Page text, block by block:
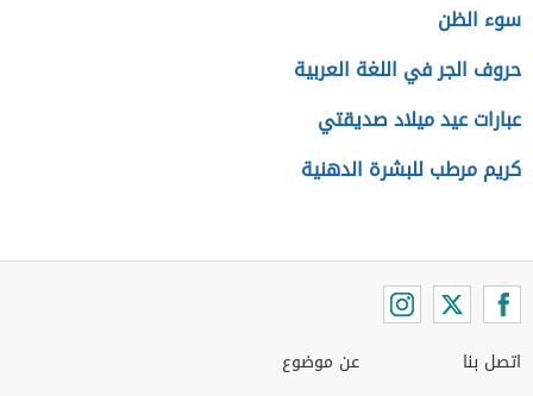
سوء الظن
حروف الجر في اللغة العربية
عبارات عيد ميلاد صديقتي
كريم مرطب للبشرة الدهنية
اتصل بنا
عن موضوع